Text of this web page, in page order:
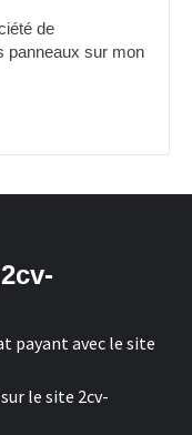
de
panneaux sur mon
payant avec le site
le site 2cv-